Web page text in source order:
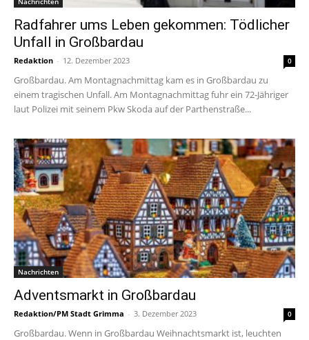
Radfahrer ums Leben gekommen: Tödlicher
Unfall in Großbardau
Redaktion - 12. Dezember 2023 0
Großbardau. Am Montagnachmittag kam es in Großbardau zu
einem tragischen Unfall. Am Montagnachmittag fuhr ein 72-Jähriger
laut Polizei mit seinem Pkw Skoda auf der Parthenstraße...
Nachrichten
Adventsmarkt in Großbardau
Redaktion/PM Stadt Grimma - 3. Dezember 2023 0
Großbardau. Wenn in Großbardau Weihnachtsmarkt ist, leuchten